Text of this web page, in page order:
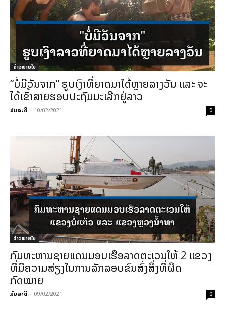
ຂ່າວພາຍ​ໃນ
“ບໍ່ມີວັນຈາກ” ຮູບເງົາທີ່ຍາດມາໄດ້ຫຼາຍລາງວັນ ແລະ ຈະ
ໄດ້ເຂົ້າສາຍຮອບປະຖົມມະເລີກຢູ່ລາວ
ມົນລະດີ - 10/02/2021 0
ຂ່າວພາຍ​ໃນ
ກົມທະຫານຊາຍແດນມອບເຮືອລາດຕະເວນໃຫ້ 2 ແຂວງ
ທີ່ມີຄວາມສ່ຽງໃນການລັກລອບຂົນສົ່ງສິ່ງທີ່ຜິດ
ກົດໝາຍ
ມົນລະດີ - 09/02/2021 0